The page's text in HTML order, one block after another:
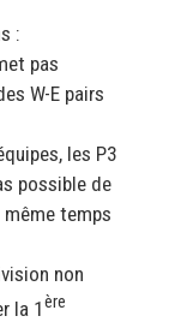
:
pas
W-E pairs
les P3
possible de
même temps
non
la 1ère